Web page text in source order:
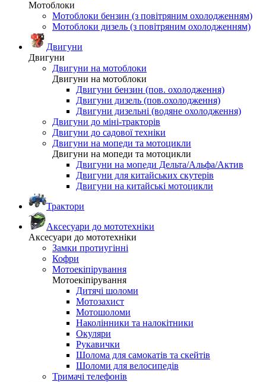
Мотоблоки
Мотоблоки бензин (з повітряним охолодженням)
Мотоблоки дизель (з повітряним охолодженням)
Двигуни
Двигуни
Двигуни на мотоблоки
Двигуни на мотоблоки
Двигуни бензин (пов. охолодження)
Двигуни дизель (пов.охолодження)
Двигуни дизельні (водяне охолодження)
Двигуни до міні-тракторів
Двигуни до садової техніки
Двигуни на мопеди та мотоцикли
Двигуни на мопеди та мотоцикли
Двигуни на мопеди Дельта/Альфа/Актив
Двигуни для китайських скутерів
Двигуни на китайські мотоцикли
Трактори
Аксесуари до мототехніки
Аксесуари до мототехніки
Замки протиугінні
Кофри
Мотоекіпірування
Мотоекіпірування
Дитячі шоломи
Мотозахист
Мотошоломи
Наколінники та налокітники
Окуляри
Рукавички
Шолома для самокатів та скейтів
Шоломи для велосипедів
Тримачі телефонів